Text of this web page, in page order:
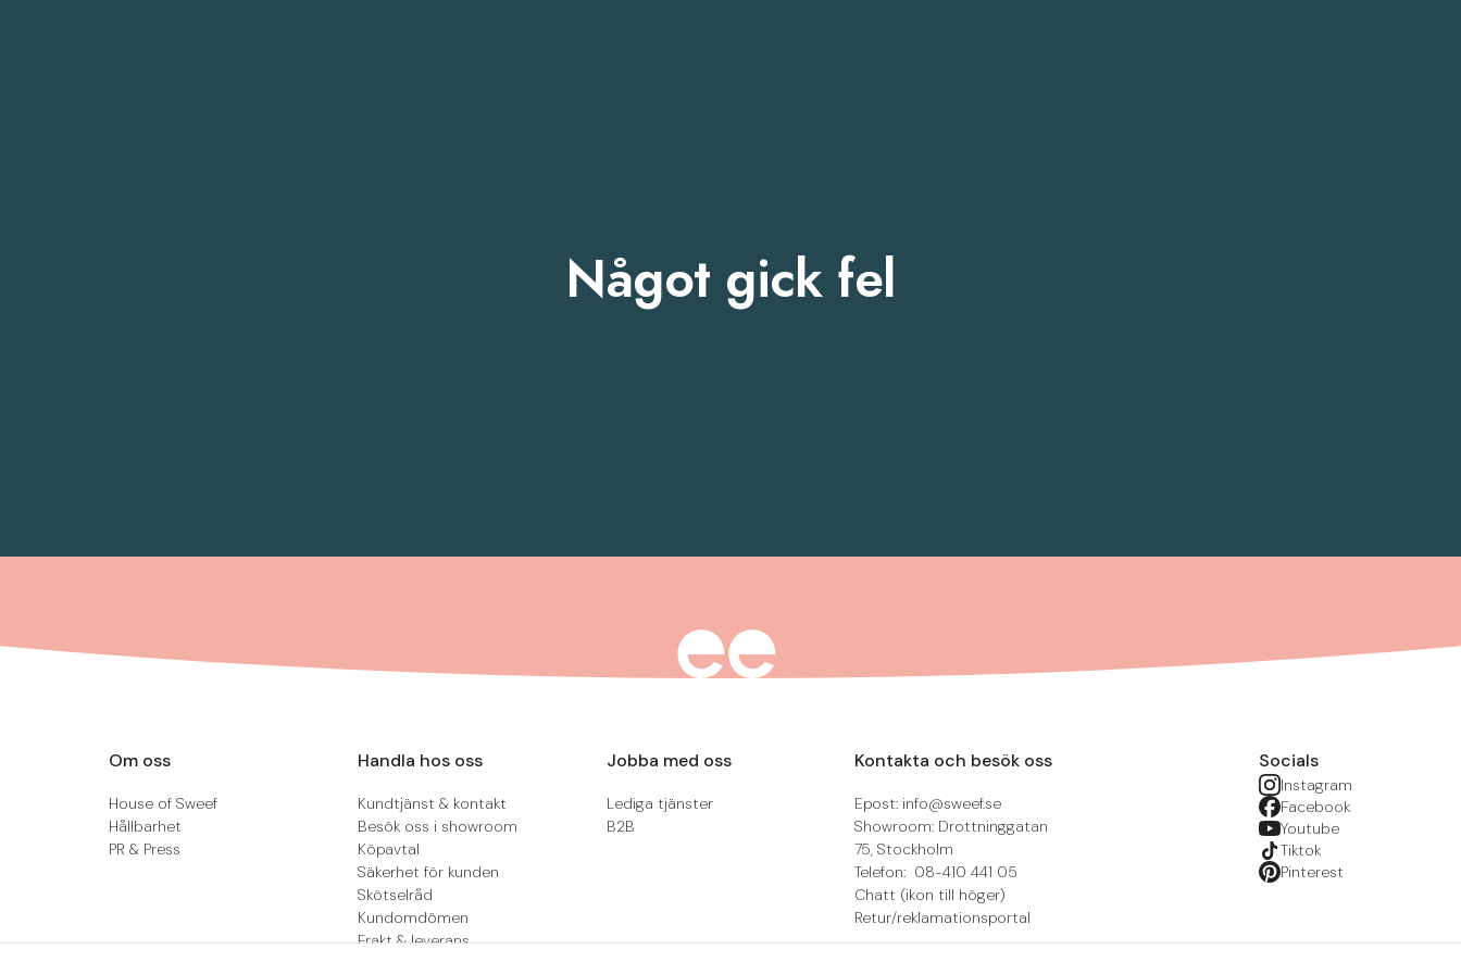
Något gick fel
Om oss
House of Sweef
Hållbarhet
PR & Press
Handla hos oss
Kundtjänst & kontakt
Besök oss i showroom
Köpavtal
Säkerhet för kunden
Skötselråd
Kundomdömen
Frakt & leverans
Jobba med oss
Lediga tjänster
B2B
Kontakta och besök oss
Epost: info@sweef.se
Showroom: Drottninggatan
75, Stockholm
Telefon: 08-410 441 05
Chatt (ikon till höger)
Retur/reklamationsportal
Socials
Instagram
Facebook
Youtube
Tiktok
Pinterest